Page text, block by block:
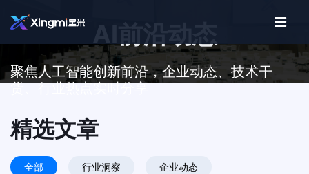
聚焦人工智能创新前沿，企业动态、技术干
货、行业热点实时分享
精选文章
全部 行业洞察 企业动态